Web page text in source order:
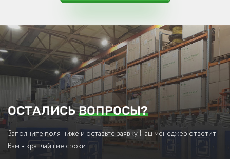
ОСТАЛИСЬВОПРОСЫ?
Заполните поля ниже и оставьте заявку. Наш менеджер ответит
Вам в кратчайшие сроки.